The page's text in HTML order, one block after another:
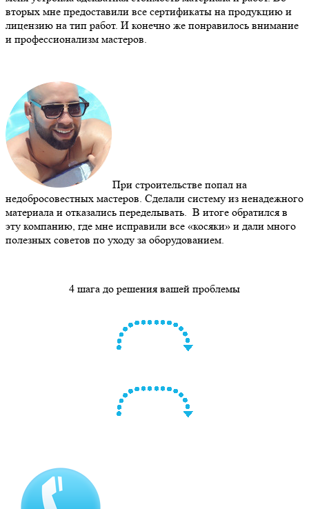
вторых мне предоставили все сертификаты на продукцию и
лицензию на тип работ. И конечно же понравилось внимание
и профессионализм мастеров.
При строительстве попал на
недобросовестных мастеров. Сделали систему из ненадежного
материала и отказались переделывать. В итоге обратился в
эту компанию, где мне исправили все «косяки» и дали много
полезных советов по уходу за оборудованием.
4 шага до решения вашей проблемы